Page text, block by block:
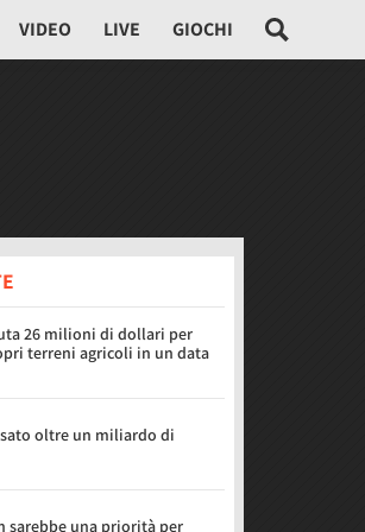
VIDEO LIVE GIOCHI
26 milioni di dollari per
terreni agricoli in un data
oltre un miliardo di
sarebbe una priorità per